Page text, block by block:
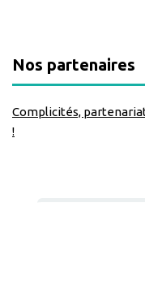
Nos partenaires
Complicités,
!